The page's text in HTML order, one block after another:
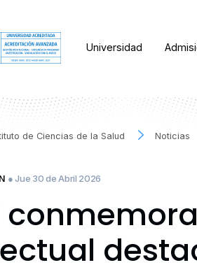
Universidad
de Ciencias de la Salud Noticias
● Jue 30 de Abril 2026